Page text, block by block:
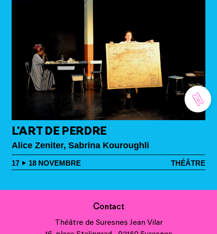
L'ART DE PERDRE
Alice Zeniter, Sabrina Kouroughli
17 18 NOVEMBRE THÉÂTRE
Contact
Théâtre de Suresnes Jean Vilar